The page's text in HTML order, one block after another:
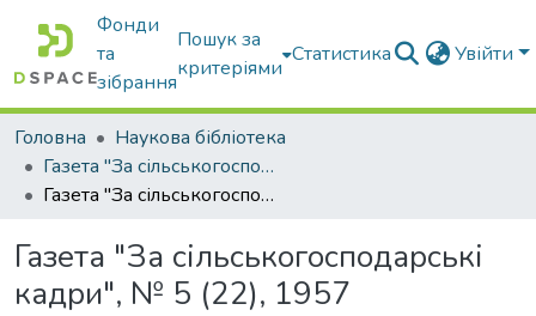
Фонди
та
зібрання
Пошук за
критеріями
Статистика Увійти
Головна
Наукова бібліотека
Газета "За сільськогосподарські кадри"
Газета "За сільськогосподарські кадри", № 5 (22), 1957
Газета "За сільськогосподарські
кадри", № 5 (22), 1957